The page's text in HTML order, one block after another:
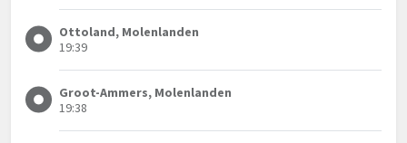
Ottoland, Molenlanden
19:39
Groot-Ammers, Molenlanden
19:38